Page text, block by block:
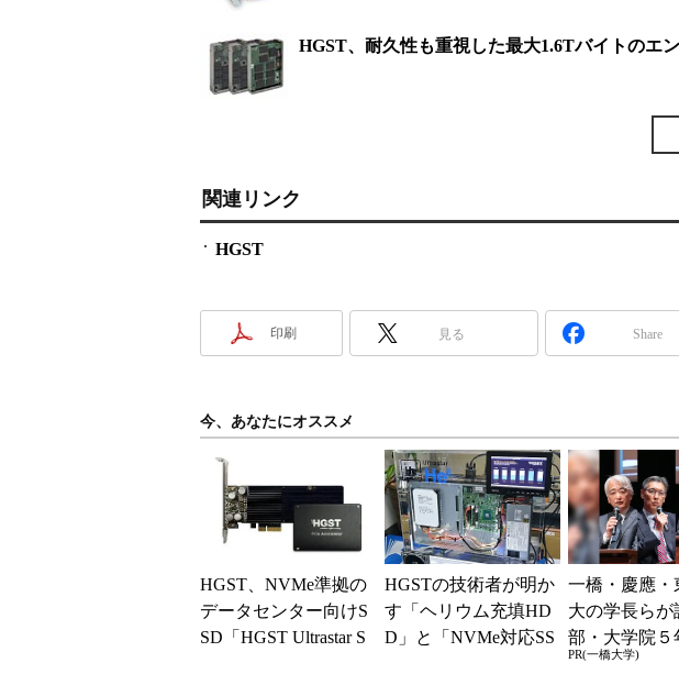
HGST、耐久性も重視した最大1.6Tバイトのエ
関連リンク
HGST
印刷 見る Share
今、あなたにオススメ
HGST、NVMe準拠の
データセンター向けS
SD「HGST Ultrastar S
HGSTの技術者が明か
す「ヘリウム充填HD
D」と「NVMe対応SS
一橋・慶應・
大の学長らが
部・大学院５
教育
PR(一橋大学)